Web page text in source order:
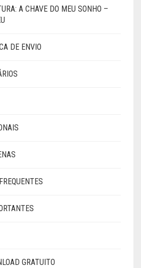
A CHAVE DO MEU SONHO –
DE ENVIO
GRATUITO